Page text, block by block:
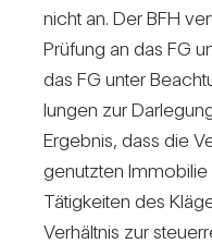
nicht an. Der BFH
Prü­fung an das FG
das FG unter
lungen zur
Ergebnis, dass die
genutzten
Tätig­keiten des
Ver­hältnis zur